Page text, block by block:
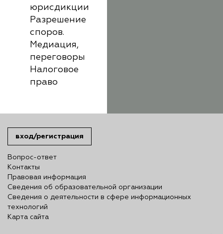
юрисдикции
Разрешение
споров.
Медиация,
переговоры
Налоговое
право
вход/регистрация
Вопрос-ответ
Контакты
Правовая информация
Сведения об образовательной организации
Сведения о деятельности в сфере информационных
технологий
Карта сайта